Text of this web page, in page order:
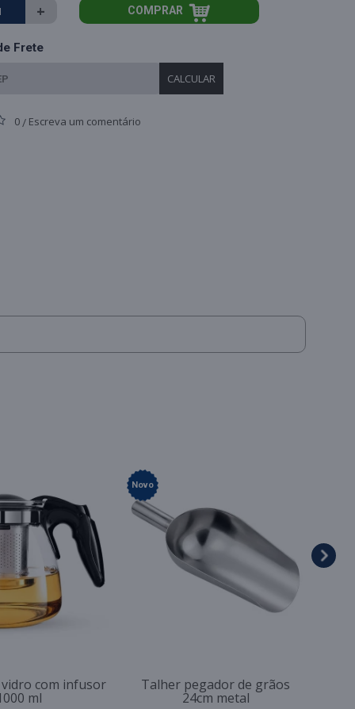
+ COMPRAR
Frete
CALCULAR
0 / Escreva um comentário
com infusor
ml
Novo
Talher pegador de grãos
24cm metal